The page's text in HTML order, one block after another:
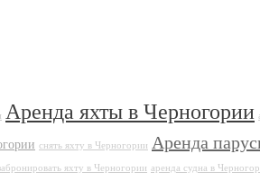
Аренда яхты в Черногории
снять яхту в Черногории Аренда
яхту в Черногории аренда судна в